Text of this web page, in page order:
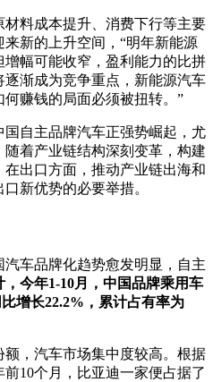
材料成本提升、消费下行等主要
新的上升空间，“明年新能源
幅可能收窄，盈利能力的比拼
渐成为竞争重点，新能源汽车
赚钱的局面必须被扭转。”
自主品牌汽车正强势崛起，尤
着产业链结构深刻变革，构建
出口方面，推动产业链出海和
新优势的必要举措。
车品牌化趋势愈发明显，自主
，今年1-10月，中国品牌乘用车
增长22.2%，累计占有率为
，汽车市场集中度较高。根据
10个月，比亚迪一家便占据了